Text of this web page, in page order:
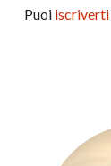
Puoi iscriverti